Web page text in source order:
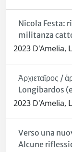
Nicola Festa:
militanza
2023 D'Amelia,
Ἀρχιεταῖρος /
Longibardos
2023 D'Amelia,
Verso una
Alcune